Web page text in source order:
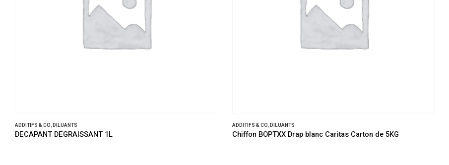
ADDITIFS & CO,DILUANTS
DECAPANT DEGRAISSANT 1L
ADDITIFS & CO,DILUANTS
Chiffon BOPTXX Drap blanc Caritas Carton de 5KG